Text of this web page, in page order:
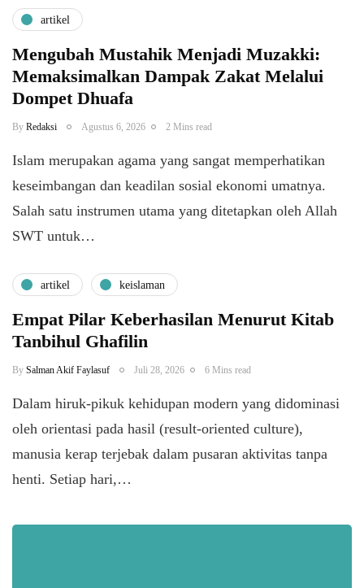
artikel
Mengubah Mustahik Menjadi Muzakki:
Memaksimalkan Dampak Zakat Melalui
Dompet Dhuafa
By Redaksi Agustus 6, 2026 2 Mins read
Islam merupakan agama yang sangat memperhatikan
keseimbangan dan keadilan sosial ekonomi umatnya.
Salah satu instrumen utama yang ditetapkan oleh Allah
SWT untuk…
artikel keislaman
Empat Pilar Keberhasilan Menurut Kitab
Tanbihul Ghafilin
By Salman Akif Faylasuf Juli 28, 2026 6 Mins read
Dalam hiruk-pikuk kehidupan modern yang didominasi
oleh orientasi pada hasil (result-oriented culture),
manusia kerap terjebak dalam pusaran aktivitas tanpa
henti. Setiap hari,…